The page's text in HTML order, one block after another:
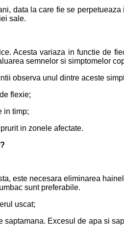
data la care fie se
sale.
Acesta variaza in functie de
semnelor si simptomelor
observa unul dintre aceste
flexie;
in timp;
in zonele afectate.
este necesara eliminarea
sunt preferabile.
uscat;
Excesul de apa si